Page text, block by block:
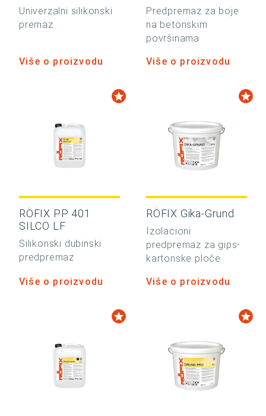
Univerzalni silikonski
premaz
Više o proizvodu
Predpremaz za boje
na betonskim
površinama
Više o proizvodu
RÖFIX PP 401
SILCO LF
Silikonski dubinski
predpremaz
Više o proizvodu
RÖFIX Gika-Grund
Izolacioni
predpremaz za gips-
kartonske ploče
Više o proizvodu